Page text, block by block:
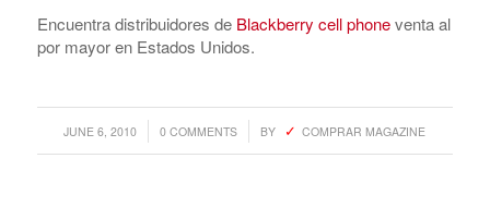
Encuentra distribuidores de Blackberry cell phoneventa al
por mayor en Estados Unidos.
JUNE 6, 2010
/ 0 COMMENTS
/ BY COMPRAR MAGAZINE